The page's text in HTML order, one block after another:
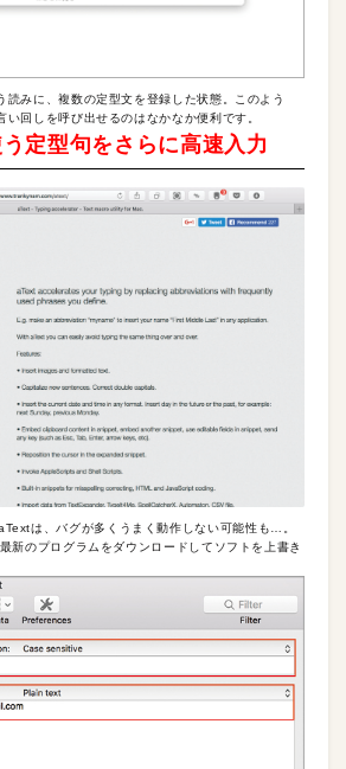
読みに、複数の定型文を登録した状態。このよう
い回しを呼び出せるのはなかなか便利です。
定型句をさらに高速入力
は、バグが多くうまく動作しない可能性も…。
新のプログラムをダウンロードしてソフトを上書き